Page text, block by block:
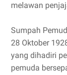
melawan
Sumpah
28 Oktober
yang dihadiri
pemuda